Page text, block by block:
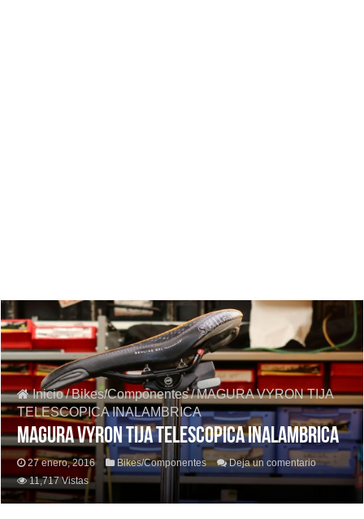
Inicio/Bikes/Componentes/MAGURA VYRON TIJA
TELESCOPICA INALAMBRICA
MAGURA VYRON TIJA TELESCOPICA INALAMBRICA
27 enero, 2016 Bikes/Componentes
Deja un comentario
11,717 Vistas